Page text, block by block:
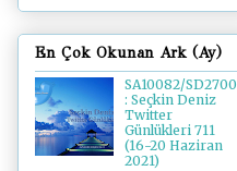
En Çok Okunan Ark (Ay)
SA10082/SD2700
: Seçkin Deniz
Twitter
Günlükleri 711
(16-20 Haziran
2021)